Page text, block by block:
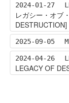
2024-01-27
レガシー・オブ
DESTRUCTION]
2025-09-05
2024-04-26
LEGACY OF